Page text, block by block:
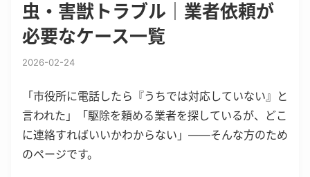
虫・害獣トラブル｜業者依頼が
必要なケース一覧
2026-02-24
「市役所に電話したら『うちでは対応していない』と
言われた」「駆除を頼める業者を探しているが、どこ
に連絡すればいいかわからない」——そんな方のため
のページです。